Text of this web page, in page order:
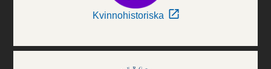
Kvinnohistoriska